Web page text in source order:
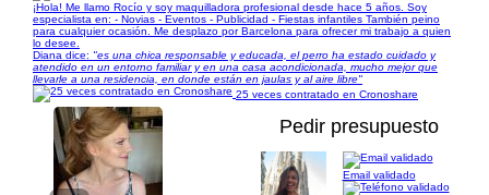
¡Hola! Me llamo Rocío y soy maquilladora profesional desde hace 5 años. Soy
especialista en: - Novias - Eventos - Publicidad - Fiestas infantiles También peino
para cualquier ocasión. Me desplazo por Barcelona para ofrecer mi trabajo a quien
lo desee.
Diana dice: "es una chica responsable y educada, el perro ha estado cuidado y
atendido en un entorno familiar y en una casa acondicionada, mucho mejor que
llevarle a una residencia, en donde están en jaulas y al aire libre"
25 veces contratado en Cronoshare
Pedir presupuesto
Email validado